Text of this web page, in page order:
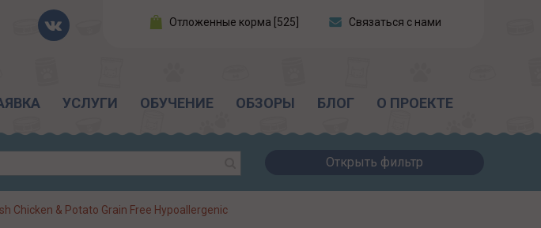
Отложенные корма [525] Связаться с нами
УСЛУГИ ОБУЧЕНИЕ ОБЗОРЫ БЛОГ О ПРОЕКТЕ
Открыть фильтр
Chicken & Potato Grain Free Hypoallergenic